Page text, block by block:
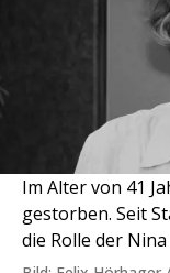
Im Alter von 41
gestorben. Seit
die Rolle der